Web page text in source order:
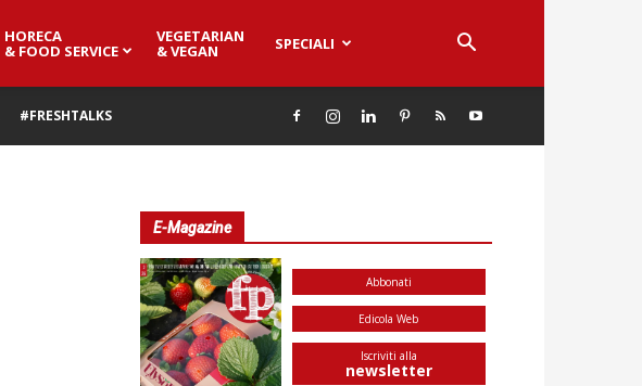
HORECA
& FOOD SERVICE
VEGETARIAN
& VEGAN SPECIALI
#FRESHTALKS
E-Magazine
Abbonati
Edicola Web
Iscriviti alla
newsletter